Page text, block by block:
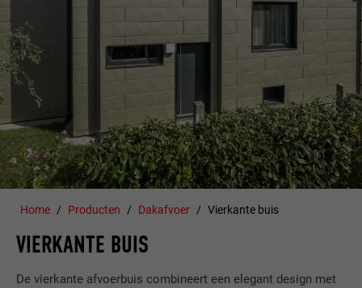
Home Producten Dakafvoer Vierkante buis
VIERKANTE BUIS
De vierkante afvoerbuis combineert een elegant design met